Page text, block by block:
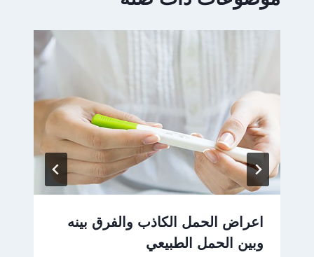
اعراض الحمل الكاذب والفرق بينه
وبين الحمل الطبيعي